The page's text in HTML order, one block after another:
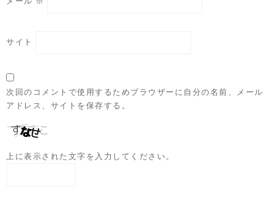
サイト
次回のコメントで使用するためブラウザーに自分の名前、メール
アドレス、サイトを保存する。
上に表示された文字を入力してください。